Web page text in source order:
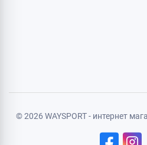
© 2026 WAYSPORT - интернет